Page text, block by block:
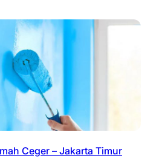
Ceger – Jakarta Timur